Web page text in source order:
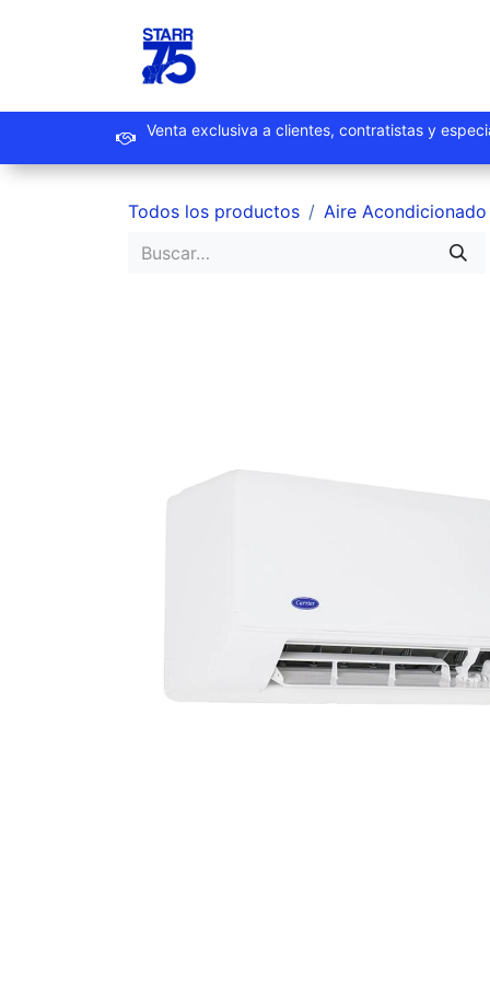
Venta exclusiva a clientes,
Todos los productos Aire Acondicionado